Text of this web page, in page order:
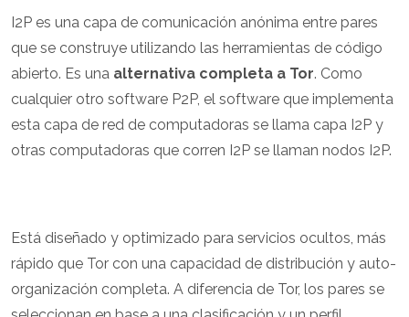
I2P es una capa de comunicación anónima entre pares
que se construye utilizando las herramientas de código
abierto. Es una alternativa completa a Tor. Como
cualquier otro software P2P, el software que implementa
esta capa de red de computadoras se llama capa I2P y
otras computadoras que corren I2P se llaman nodos I2P.
Está diseñado y optimizado para servicios ocultos, más
rápido que Tor con una capacidad de distribución y auto-
organización completa. A diferencia de Tor, los pares se